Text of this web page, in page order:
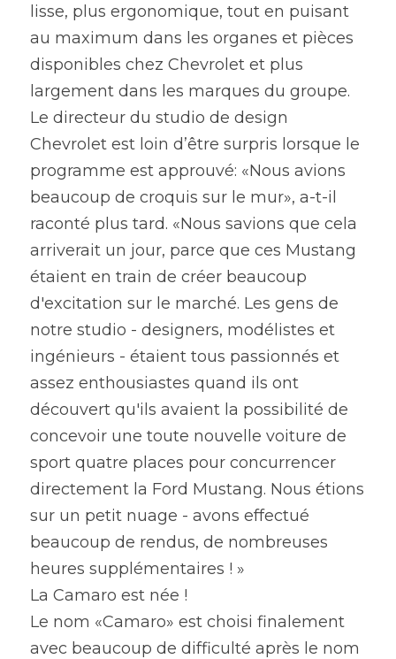
lisse, plus ergonomique, tout en puisant
au maximum dans les organes et pièces
disponibles chez Chevrolet et plus
largement dans les marques du groupe.
Le directeur du studio de design
Chevrolet est loin d’être surpris lorsque le
programme est approuvé: «Nous avions
beaucoup de croquis sur le mur», a-t-il
raconté plus tard. «Nous savions que cela
arriverait un jour, parce que ces Mustang
étaient en train de créer beaucoup
d'excitation sur le marché. Les gens de
notre studio - designers, modélistes et
ingénieurs - étaient tous passionnés et
assez enthousiastes quand ils ont
découvert qu'ils avaient la possibilité de
concevoir une toute nouvelle voiture de
sport quatre places pour concurrencer
directement la Ford Mustang. Nous étions
sur un petit nuage - avons effectué
beaucoup de rendus, de nombreuses
heures supplémentaires ! »
La Camaro est née !
Le nom «Camaro» est choisi finalement
avec beaucoup de difficulté après le nom